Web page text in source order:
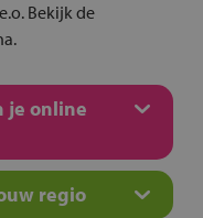
Bekijk de
je online
regio